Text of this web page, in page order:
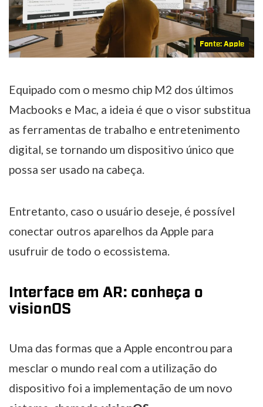
Fonte: Apple
Equipado com o mesmo chip M2 dos últimos
Macbooks e Mac, a ideia é que o visor substitua
as ferramentas de trabalho e entretenimento
digital, se tornando um dispositivo único que
possa ser usado na cabeça.
Entretanto, caso o usuário deseje, é possível
conectar outros aparelhos da Apple para
usufruir de todo o ecossistema.
Interface em AR: conheça o
visionOS
Uma das formas que a Apple encontrou para
mesclar o mundo real com a utilização do
dispositivo foi a implementação de um novo